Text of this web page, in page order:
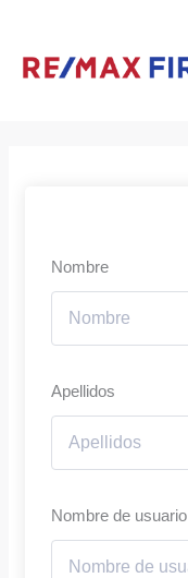
contenido
Nombre
Apellidos
Nombre de usuario